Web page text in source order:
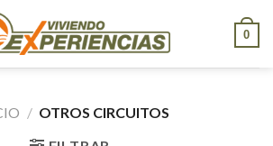
0
/ OTROS CIRCUITOS